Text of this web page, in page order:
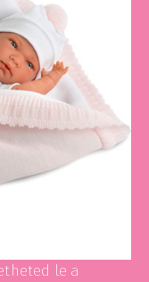
le a